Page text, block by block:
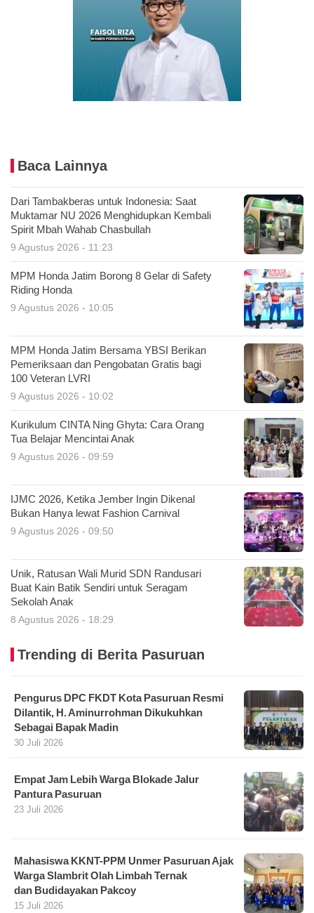
Baca Lainnya
Dari Tambakberas untuk Indonesia: Saat
Muktamar NU 2026 Menghidupkan Kembali
Spirit Mbah Wahab Chasbullah
9 Agustus 2026 - 11:23
MPM Honda Jatim Borong 8 Gelar di Safety
Riding Honda
9 Agustus 2026 - 10:05
MPM Honda Jatim Bersama YBSI Berikan
Pemeriksaan dan Pengobatan Gratis bagi
100 Veteran LVRI
9 Agustus 2026 - 10:02
Kurikulum CINTA Ning Ghyta: Cara Orang
Tua Belajar Mencintai Anak
9 Agustus 2026 - 09:59
IJMC 2026, Ketika Jember Ingin Dikenal
Bukan Hanya lewat Fashion Carnival
9 Agustus 2026 - 09:50
Unik, Ratusan Wali Murid SDN Randusari
Buat Kain Batik Sendiri untuk Seragam
Sekolah Anak
8 Agustus 2026 - 18:29
Trending di Berita Pasuruan
Pengurus DPC FKDT Kota Pasuruan Resmi
Dilantik, H. Aminurrohman Dikukuhkan
Sebagai Bapak Madin
30 Juli 2026
Empat Jam Lebih Warga Blokade Jalur
Pantura Pasuruan
23 Juli 2026
Mahasiswa KKNT-PPM Unmer Pasuruan Ajak
Warga Slambrit Olah Limbah Ternak
dan Budidayakan Pakcoy
15 Juli 2026